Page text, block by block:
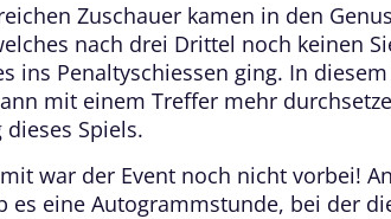
Zuschauer kamen in den
nach drei Drittel noch keinen
ins Penaltyschiessen ging. In
mit einem Treffer mehr
dieses Spiels.
war der Event noch nicht vorbei!
es eine Autogrammstunde, bei der